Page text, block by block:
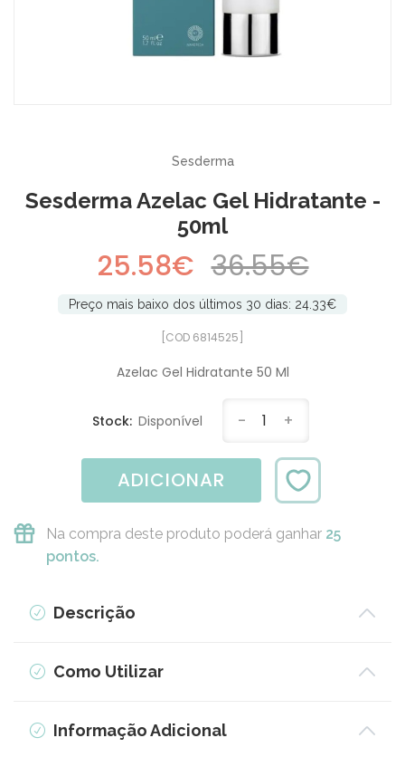
Sesderma
Sesderma Azelac Gel Hidratante -
50ml
25.58€ 36.55€
Preço mais baixo dos últimos 30 dias: 24.33€
[COD 6814525]
Azelac Gel Hidratante 50 Ml
Stock: Disponível - 1 +
ADICIONAR
Na compra deste produto poderá ganhar 25
pontos.
Descrição
Como Utilizar
Informação Adicional